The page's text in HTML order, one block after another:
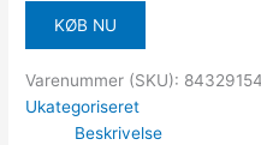
KØB NU
Varenummer (SKU):
Ukategoriseret
Beskrivelse